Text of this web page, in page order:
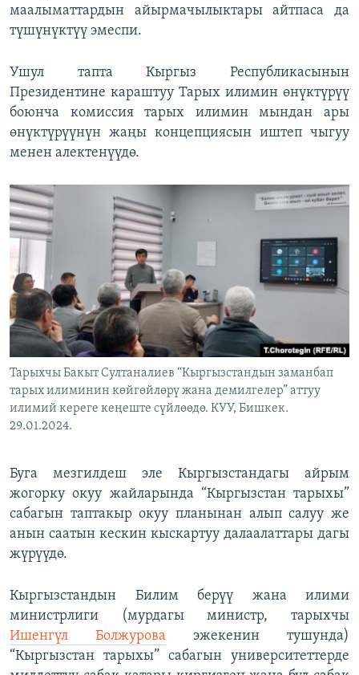
маалыматтардын айырмачылыктары айтпаса да
түшүнүктүү эмеспи.
Ушул тапта Кыргыз Республикасынын
Президентине караштуу Тарых илимин өнүктүрүү
боюнча комиссия тарых илимин мындан ары
өнүктүрүүнүн жаңы концепциясын иштеп чыгуу
менен алектенүүдө.
Тарыхчы Бакыт Султаналиев “Кыргызстандын заманбап
тарых илиминин көйгөйлөрү жана демилгелер” аттуу
илимий кереге кеңеште сүйлөөдө. КУУ, Бишкек.
29.01.2024.
Буга мезгилдеш эле Кыргызстандагы айрым
жогорку окуу жайларында “Кыргызстан тарыхы”
сабагын таптакыр окуу планынан алып салуу же
анын саатын кескин кыскартуу далаалаттары дагы
жүрүүдө.
Кыргызстандын Билим берүү жана илими
министрлиги (мурдагы министр, тарыхчы
Ишенгүл Болжурова эжекенин тушунда)
“Кыргызстан тарыхы” сабагын университеттерде